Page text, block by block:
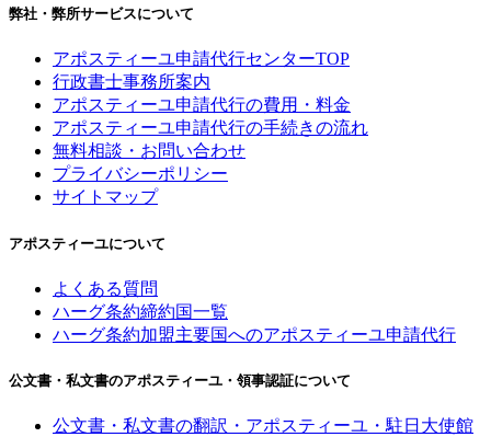
弊社・弊所サービスについて
アポスティーユ申請代行センターTOP
行政書士事務所案内
アポスティーユ申請代行の費用・料金
アポスティーユ申請代行の手続きの流れ
無料相談・お問い合わせ
プライバシーポリシー
サイトマップ
アポスティーユについて
よくある質問
ハーグ条約締約国一覧
ハーグ条約加盟主要国へのアポスティーユ申請代行
公文書・私文書のアポスティーユ・領事認証について
公文書・私文書の翻訳・アポスティーユ・駐日大使館